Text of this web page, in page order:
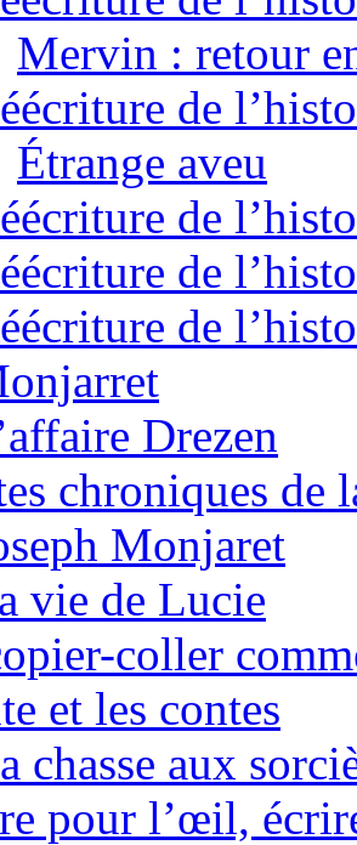
Mervin : retour
de
Étrange aveu
de
de
de
Drezen
chroniques de
Monjaret
vie de Lucie
coller
et les contes
chasse aux
pour l’œil,